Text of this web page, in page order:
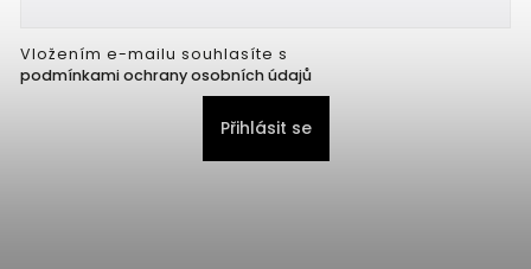
Vložením e-mailu souhlasíte s
podmínkami ochrany osobních údajů
Přihlásit se